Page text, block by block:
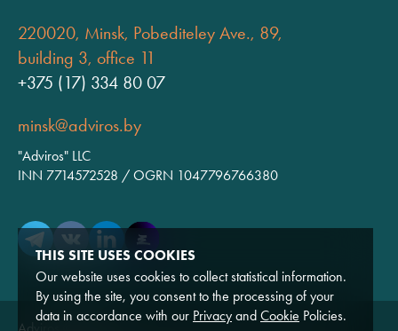
220020, Minsk, Pobediteley Ave., 89,
building 3, office 11
+375 (17) 334 80 07
minsk@adviros.by
"Adviros" LLC
INN 7714572528 / OGRN 1047796766380
THIS SITE USES COOKIES
Our website uses cookies to collect statistical information.
By using the site, you consent to the processing of your
data in accordance with our Privacy and Cookie Policies.